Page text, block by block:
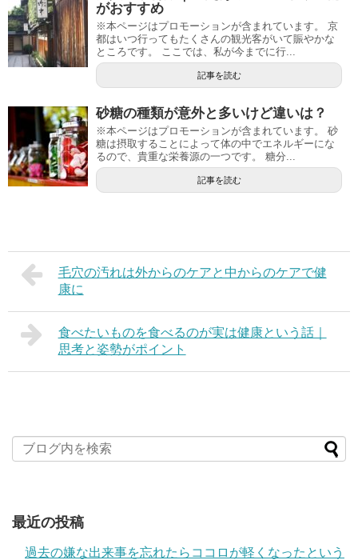
がおすすめ
※本ページはプロモーションが含まれています。 京
都はいつ行ってもたくさんの観光客がいて賑やかな
ところです。 ここでは、私が今までに行...
記事を読む
砂糖の種類が意外と多いけど違いは？
※本ページはプロモーションが含まれています。 砂
糖は摂取することによって体の中でエネルギーにな
るので、貴重な栄養源の一つです。 糖分...
記事を読む
毛穴の汚れは外からのケアと中からのケアで健
康に
食べたいものを食べるのが実は健康という話｜
思考と姿勢がポイント
最近の投稿
過去の嫌な出来事を忘れたらココロが軽くなったという